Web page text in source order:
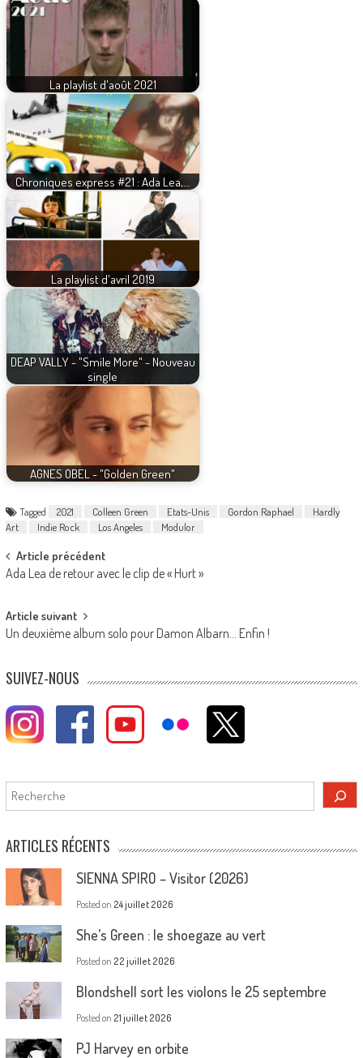
La playlist d'août 2021
Chroniques express #21 : Ada Lea,…
La playlist d'avril 2019
DEAP VALLY - "Smile More" - Nouveau
single
AGNES OBEL - "Golden Green"
Tagged 2021 Colleen Green Etats-Unis Gordon Raphael
Hardly
Art
Indie Rock Los Angeles Modulor
Post
navigation
Article précédent
Ada Lea de retour avec le clip de « Hurt »
Article suivant
Un deuxième album solo pour Damon Albarn… Enfin !
SUIVEZ-NOUS
Rechercher
ARTICLES RÉCENTS
SIENNA SPIRO – Visitor (2026)
Posted on 24 juillet 2026
She’s Green : le shoegaze au vert
Posted on 22 juillet 2026
Blondshell sort les violons le 25 septembre
Posted on 21 juillet 2026
PJ Harvey en orbite